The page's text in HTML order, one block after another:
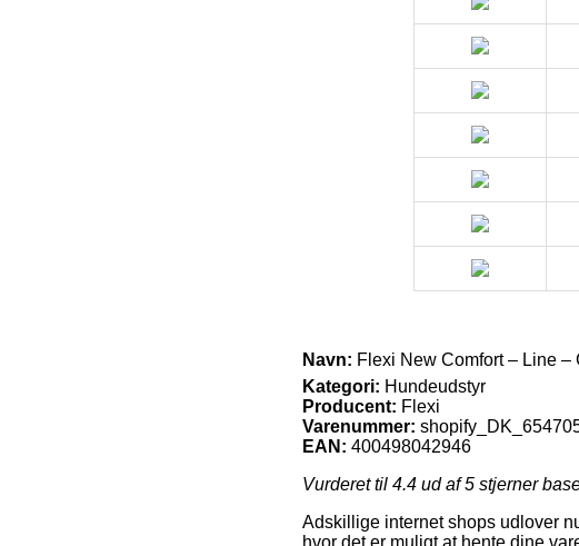
Navn: Flexi New Comfort – Line –
Kategori: Hundeudstyr
Producent: Flexi
Varenummer:
EAN: 400498042946
Vurderet til 4.4 ud af 5 stjerner
Adskillige internet shops udlover
hvor det er muligt at hente dine